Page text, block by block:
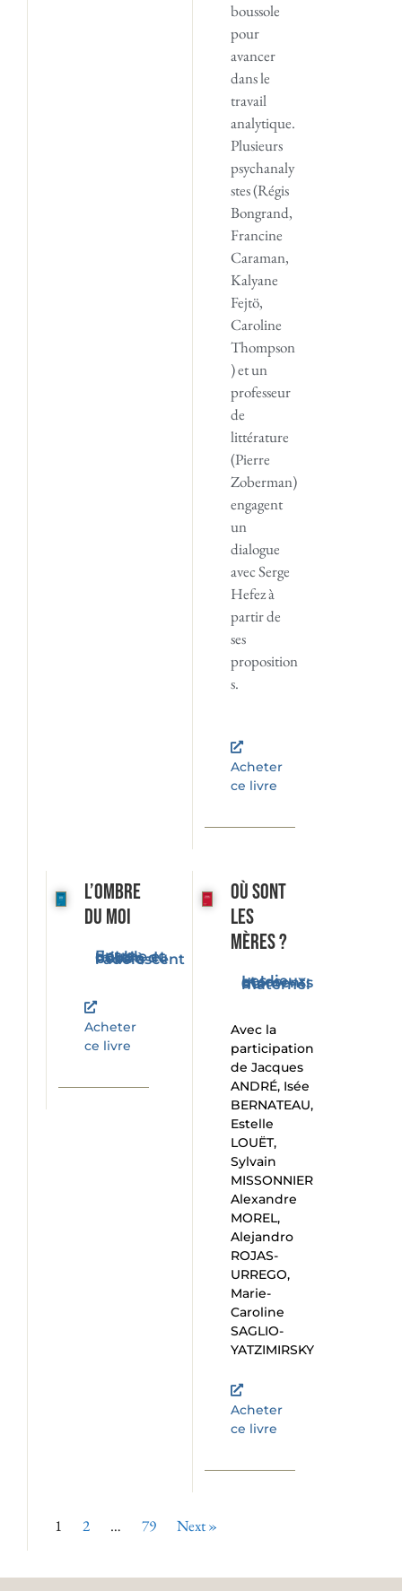
boussole
pour
avancer
dans le
travail
analytique.
Plusieurs
psychanaly
stes (Régis
Bongrand,
Francine
Caraman,
Kalyane
Fejtö,
Caroline
Thompson
) et un
professeur
de
littérature
(Pierre
Zoberman)
engagent
un
dialogue
avec Serge
Hefez à
partir de
ses
proposition
s.
Acheter
ce livre
L’ombre
du moi
Entre double et miroir, du bébé à l'adolescent
Acheter
ce livre
Où sont
les
mères ?
Les lieux et les moments du maternel
Avec la
participation
de Jacques
ANDRÉ, Isée
BERNATEAU,
Estelle
LOUËT,
Sylvain
MISSONNIER
Alexandre
MOREL,
Alejandro
ROJAS-
URREGO,
Marie-
Caroline
SAGLIO-
YATZIMIRSKY
Acheter
ce livre
1 2 … 79 Next »